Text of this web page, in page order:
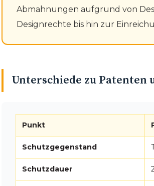
Abmahnungen aufgrund von
Designrechte bis hin zur
Unterschiede zu Patenten
Punkt
Schutzgegenstand
Schutzdauer